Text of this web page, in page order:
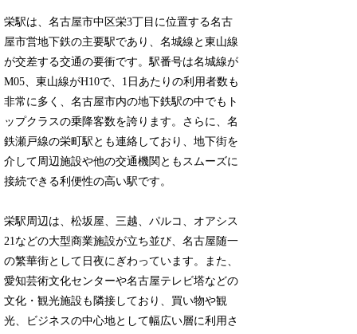
栄駅は、名古屋市中区栄3丁目に位置する名古
屋市営地下鉄の主要駅であり、名城線と東山線
が交差する交通の要衝です。駅番号は名城線が
M05、東山線がH10で、1日あたりの利用者数も
非常に多く、名古屋市内の地下鉄駅の中でもト
ップクラスの乗降客数を誇ります。さらに、名
鉄瀬戸線の栄町駅とも連絡しており、地下街を
介して周辺施設や他の交通機関ともスムーズに
接続できる利便性の高い駅です。
栄駅周辺は、松坂屋、三越、パルコ、オアシス
21などの大型商業施設が立ち並び、名古屋随一
の繁華街として日夜にぎわっています。また、
愛知芸術文化センターや名古屋テレビ塔などの
文化・観光施設も隣接しており、買い物や観
光、ビジネスの中心地として幅広い層に利用さ